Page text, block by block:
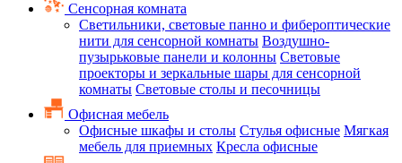
Сенсорная комната
Светильники, световые панно и фибероптические
нити для сенсорной комнаты Воздушно-
пузырьковые панели и колонны Световые
проекторы и зеркальные шары для сенсорной
комнаты Световые столы и песочницы
Офисная мебель
Офисные шкафы и столы Стулья офисные Мягкая
мебель для приемных Кресла офисные